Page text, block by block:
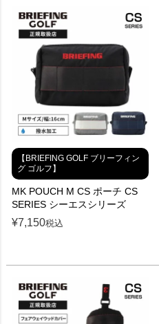
【BRIEFING GOLF ブリーフィン
グ ゴルフ】
MK POUCH M CS ポーチ CS
SERIES シーエスシリーズ
¥7,150税込